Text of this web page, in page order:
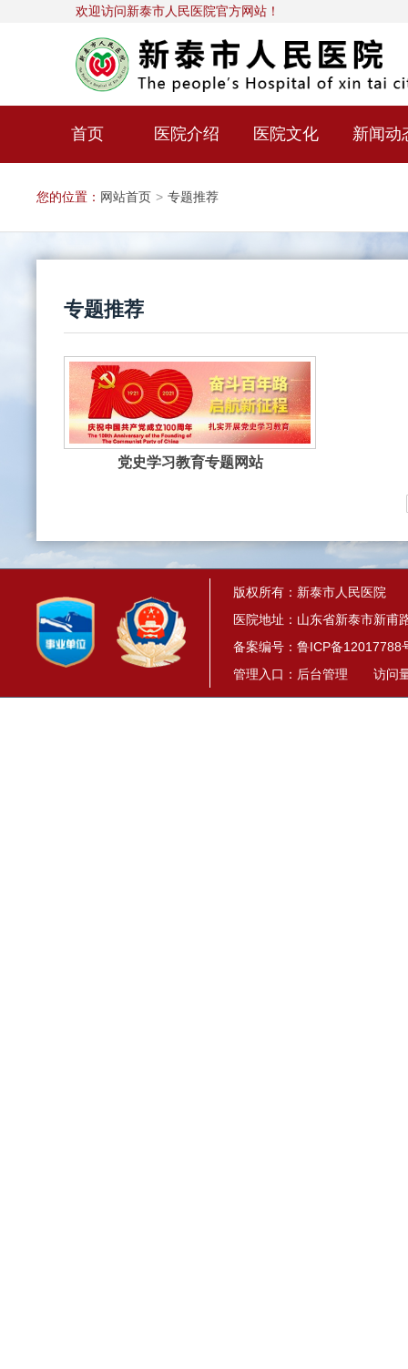
欢迎访问新泰市人民医院官方网站！
首页 医院介绍 医院文化 新闻动
您的位置： 网站首页 > 专题推荐
专题推荐
党史学习教育专题网站
版权所有：新泰市人民医院
医院地址：山东省新泰市新甫
备案编号： 鲁ICP备12017788
管理入口： 后台管理 访问量